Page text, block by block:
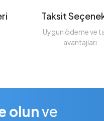
Taksit
Uygun ödeme ve
avantajları
olunve